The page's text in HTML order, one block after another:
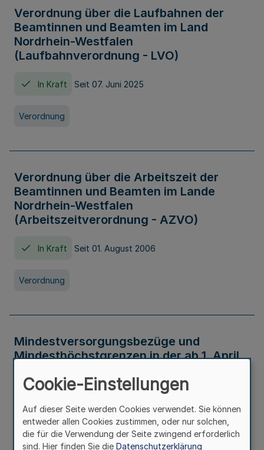
Verordnung über die Laufbahnen der
Beamtinnen und Beamten im Land
Nordrhein-Westfalen
(Laufbahnverordnung - LVO)
In Kraft Seit 07. Juni 2025
Verordnung
Verordnung über die Arbeitszeit der
Beamtinnen und Beamten im Lande
Nordrhein-Westfalen
(Arbeitszeitverordnung - AZVO)
In Kraft Seit 01. August 2006
Verordnung
Mindestversorgungsbezüge und
Mindesthöchstgrenzen in der ab 1. April
Verwaltungsvorschrift
Cookie-Einstellungen
Auf dieser Seite werden Cookies verwendet. Sie können
entweder allen Cookies zustimmen, oder nur solchen,
die für die Verwendung der Seite zwingend erforderlich
sind. Hier finden Sie die Datenschutzerklärung